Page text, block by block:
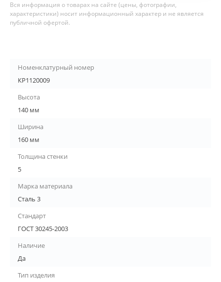
Вся информация о товарах на сайте (цены, фотографии,
характеристики) носит информационный характер и не является
публичной офертой.
Номенклатурный номер
КР1120009
Высота
140 мм
Ширина
160 мм
Толщина стенки
5
Марка материала
Сталь 3
Стандарт
ГОСТ 30245-2003
Наличие
Да
Тип изделия